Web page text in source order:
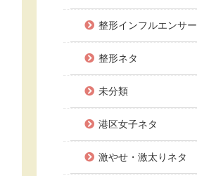
整形インフルエンサー
整形ネタ
未分類
港区女子ネタ
激やせ・激太りネタ